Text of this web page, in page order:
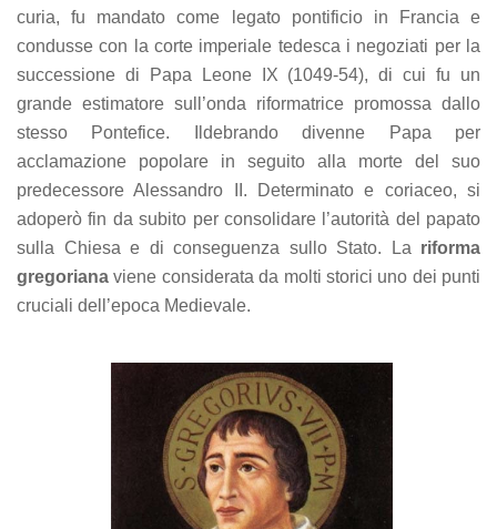
curia, fu mandato come legato pontificio in Francia e
condusse con la corte imperiale tedesca i negoziati per la
successione di Papa Leone IX (1049-54), di cui fu un
grande estimatore sull’onda riformatrice promossa dallo
stesso Pontefice. Ildebrando divenne Papa per
acclamazione popolare in seguito alla morte del suo
predecessore Alessandro II. Determinato e coriaceo, si
adoperò fin da subito per consolidare l’autorità del papato
sulla Chiesa e di conseguenza sullo Stato. La riforma
gregoriana viene considerata da molti storici uno dei punti
cruciali dell’epoca Medievale.
disappear
from the
website.
Marketing
your
interests
and
behavior as
you visit our
site, you
increase the
chance of
personalized